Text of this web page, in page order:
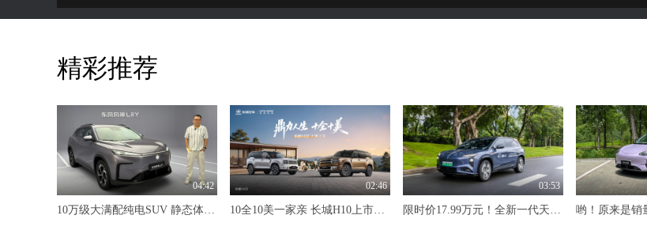
精彩推荐
04:42
10万级大满配纯电SUV 静态体验东风风神L8Y
02:46
10全10美一家亲 长城H10上市限时20.18万元起
03:53
限时价17.99万元！全新一代天工08 670 Max重磅上市，限时六重大礼